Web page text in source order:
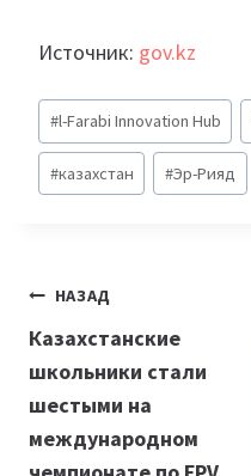
Источник: gov.kz
Метки
записи:
#l-Farabi Innovation Hub
#казахстан #Эр-Рияд
Навигация
по
записям
НАЗАД
Казахстанские
школьники стали
шестыми на
международном